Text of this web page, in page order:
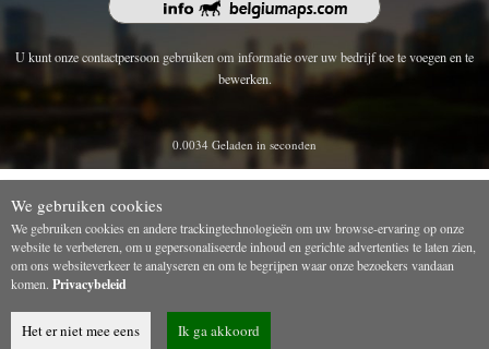
U kunt onze contactpersoon gebruiken om informatie over uw bedrijf toe te voegen en te
bewerken.
0.0034 Geladen in seconden
We gebruiken cookies
We gebruiken cookies en andere trackingtechnologieën om uw browse-ervaring op onze
website te verbeteren, om u gepersonaliseerde inhoud en gerichte advertenties te laten zien,
om ons websiteverkeer te analyseren en om te begrijpen waar onze bezoekers vandaan
komen. Privacybeleid
Het er niet mee eens Ik ga akkoord